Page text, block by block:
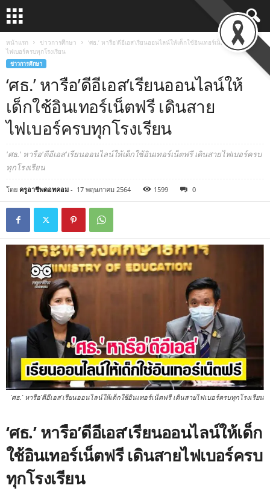
หน้าแรก ข่าวการศึกษา
‘ศธ.’ หารือ’ดีอีเอส’เรียนออนไลน์ให้เด็กใช้อินเทอร์เน็ตฟรี เดินสาย
ไฟเบอร์ครบทุกโรงเรียน
ข่าวการศึกษา
‘ศธ.’ หารือ’ดีอีเอส’เรียนออนไลน์ให้
เด็กใช้อินเทอร์เน็ตฟรี เดินสาย
ไฟเบอร์ครบทุกโรงเรียน
'ศธ.' หารือ'ดีอีเอส'เรียนออนไลน์ให้เด็กใช้อินเทอร์เน็ตฟรี เดินสายไฟเบอร์ครบ
ทุกโรงเรียน
โดย ครูอาชีพดอทคอม - 17 พฤษภาคม 2564 1599 0
'ศธ.' หารือ'ดีอีเอส'เรียนออนไลน์ให้เด็กใช้อินเทอร์เน็ตฟรี เดินสายไฟเบอร์ครบทุกโรงเรียน
‘ศธ.’ หารือ’ดีอีเอส’เรียนออนไลน์ให้เด็ก
ใช้อินเทอร์เน็ตฟรี เดินสายไฟเบอร์ครบ
ทุกโรงเรียน